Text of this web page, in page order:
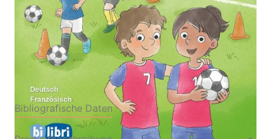
Verlag: bilibri 11.02.2026
Buch 16 Seiten
Heft
ISBN: 978-3-69505521-
0
Bibliografische Daten